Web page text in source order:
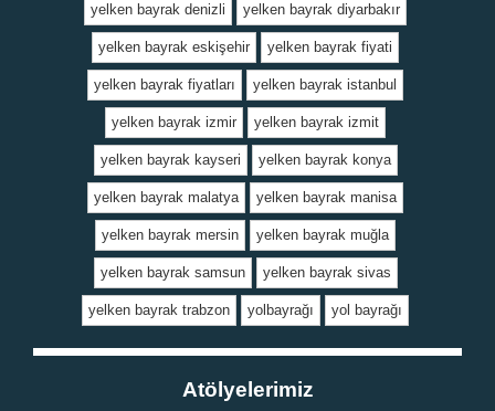
yelken bayrak denizli yelken bayrak diyarbakır
yelken bayrak eskişehir yelken bayrak fiyati
yelken bayrak fiyatları yelken bayrak istanbul
yelken bayrak izmir yelken bayrak izmit
yelken bayrak kayseri yelken bayrak konya
yelken bayrak malatya yelken bayrak manisa
yelken bayrak mersin yelken bayrak muğla
yelken bayrak samsun yelken bayrak sivas
yelken bayrak trabzon yolbayrağı yol bayrağı
Atölyelerimiz